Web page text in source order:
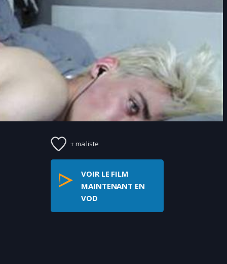
+ ma liste
VOIR LE FILM
MAINTENANT EN
VOD